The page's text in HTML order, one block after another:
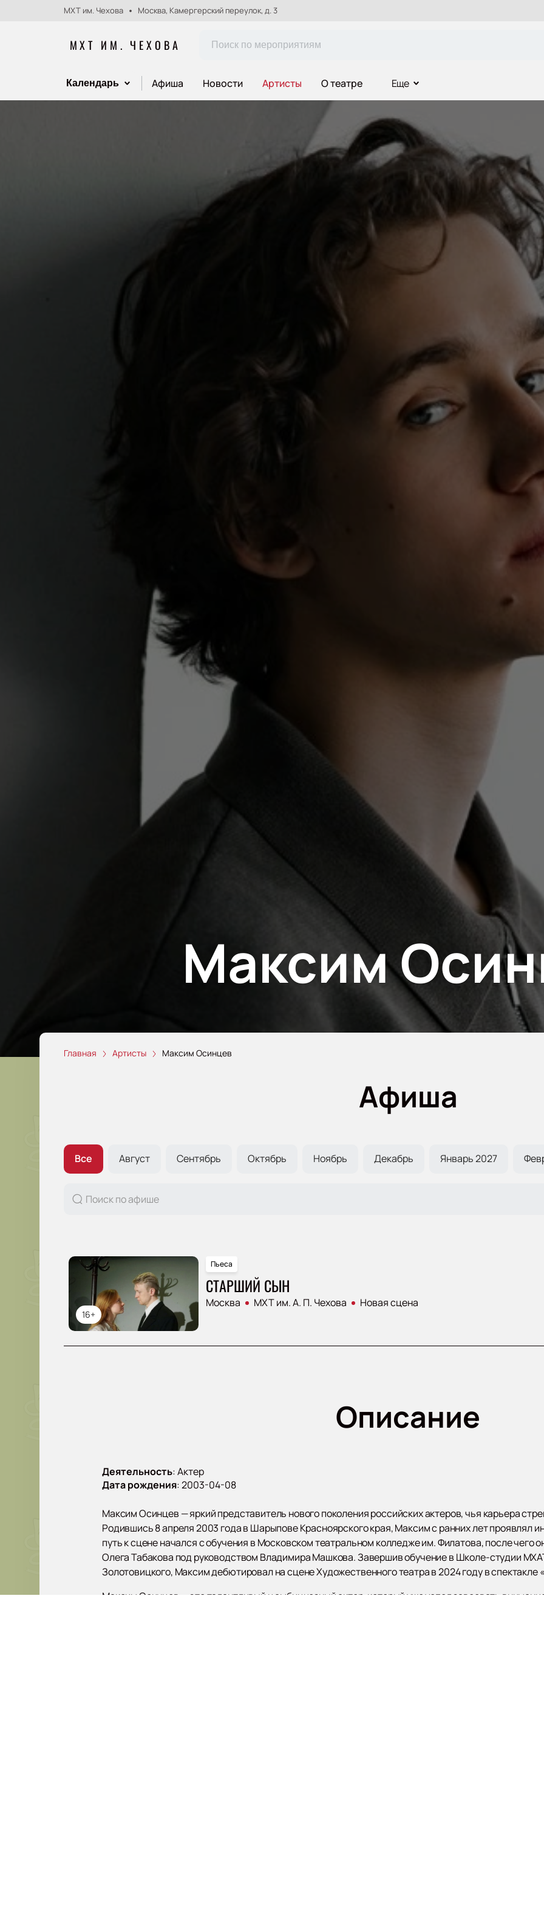
МХТ им. Чехова Москва, Камергерский переулок, д. 3
МХТ ИМ. ЧЕХОВА
Календарь Афиша Новости Артисты О театре Еще
Максим
Главная Артисты Максим Осинцев
Афиша
Все Август Сентябрь Октябрь Ноябрь Декабрь Январь 2027
16+
Пьеса
СТАРШИЙ СЫН
Москва МХТ им. А. П. Чехова Новая сцена
Описание
Деятельность:Актер
Дата рождения:2003-04-08
Максим Осинцев — яркий представитель нового поколения российских актеров, чья карьера
Родившись 8 апреля 2003 года в Шарыпове Красноярского края, Максим с ранних лет проявлял
путь к сцене начался с обучения в Московском театральном колледже им. Филатова, после
Олега Табакова под руководством Владимира Машкова. Завершив обучение в Школе-студии
Золотовицкого, Максим дебютировал на сцене Художественного театра в 2024 году в спектакле
Максим Осинцев — это талантливый и амбициозный актер, который уже успел завоевать